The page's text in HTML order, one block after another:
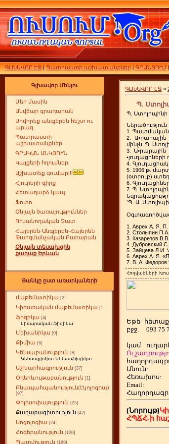
ԳԼԽԱՎՈՐ ԷՋ|Պատրաստի աշխատանքներ|ԳՐԱՆՑՈՒՄ
Գլխավոր Մենյու
Մեր մասին
Անվճար գրադարան
Սովորեք անգլերեն հեշտ ու
արագ
Պատրաստի
աշխատանքներ
ԳՐԱԿԱՆ ԱՆԿՅՈՒՆ
Կայքերի հղումներ
Աշխատեք գումար!!!
Հյուրերի գիրք
Հետադարձ կապ
Ֆոտո
Օնլայն ծառայություններ
ՈՒսանողական Չատ
Հայերեն-Անգլերեն-Հայերեն
Թարգմանչական Բառարան
Օնլայն տեսախցիկ
քաղաք Երևան
Ցանկը ըստ առարկաների
մաթեմատիկա [2]
Կիրառական մաթեմատիկա [1]
ֆիզիկա [4]
կիռարական ֆիզիկա
Մեխանիկա [0]
Քիմիա [6]
Կենսաբանություն [8]
Կենսաքիմիա Կենսաֆիզիկա
Աշխարհագրություն [37]
Օդերևութաբանություն [1]
Բնապահպանություն(էկոլոգիա)
[97]
Փիլիսոփայություն [25]
Քաղաքագիտություն [42]
Սոցոլոգիա [24]
Հոգեբանություն [120]
Պատմություն [189]
ԳԼԽԱՎՈՐ ԷՋ »
Պ.
Պ.
Ներածություն
1.
2.
մինչև Պ.
3. Ա•րարային
•յուղացիների
4.
5. 1906 թ.
(օտրուբ)
6.
7. Պ.
ՙՊ. Ա.
1. Аврех А. Я.
2. Столыпин
3. Казарезов
4. Дубровский
5. Зайцева Л.И.
6. Аврех А. Я.
7. В. А. Федоров
Հոդվածների
Եթե հ
բջջ.
093 75
կամ
Անուն:
Հեռախոս
Email:
(Նորույթ)
ՀՊՃՀ-ի